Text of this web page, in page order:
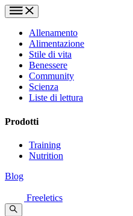
Allenamento
Alimentazione
Stile di vita
Benessere
Community
Scienza
Liste di lettura
Prodotti
Training
Nutrition
Blog
Freeletics